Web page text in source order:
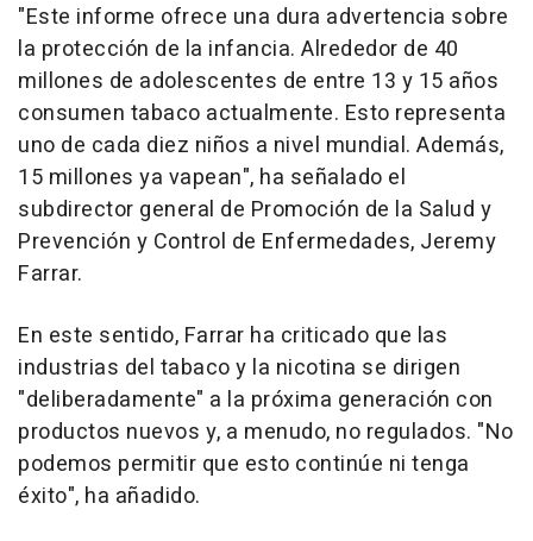
"Este informe ofrece una dura advertencia sobre
la protección de la infancia. Alrededor de 40
millones de adolescentes de entre 13 y 15 años
consumen tabaco actualmente. Esto representa
uno de cada diez niños a nivel mundial. Además,
15 millones ya vapean", ha señalado el
subdirector general de Promoción de la Salud y
Prevención y Control de Enfermedades, Jeremy
Farrar.
En este sentido, Farrar ha criticado que las
industrias del tabaco y la nicotina se dirigen
"deliberadamente" a la próxima generación con
productos nuevos y, a menudo, no regulados. "No
podemos permitir que esto continúe ni tenga
éxito", ha añadido.